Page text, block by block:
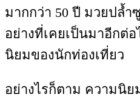
มากกว่า 50 ปี มวยปล้
อย่างที่เคยเป็นมาอีกต่
นิยมของนักท่องเที่ยว
อย่างไรก็ตาม ความนิย